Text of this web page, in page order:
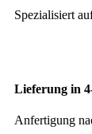
Spezialisiert
Lieferung in
Anfertigung